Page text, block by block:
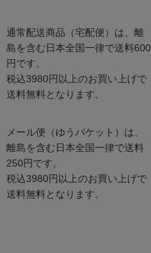
通常配送商品（宅配便）は、離
島を含む日本全国一律で送料600
円です。
税込3980円以上のお買い上げで
送料無料となります。
メール便（ゆうパケット）は、
離島を含む日本全国一律で送料
250円です。
税込3980円以上のお買い上げで
送料無料となります。